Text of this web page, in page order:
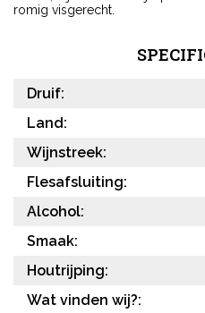
romig visgerecht.
Druif:
Land:
Wijnstreek:
Flesafsluiting:
Alcohol:
Smaak:
Houtrijping:
Wat vinden wij?: